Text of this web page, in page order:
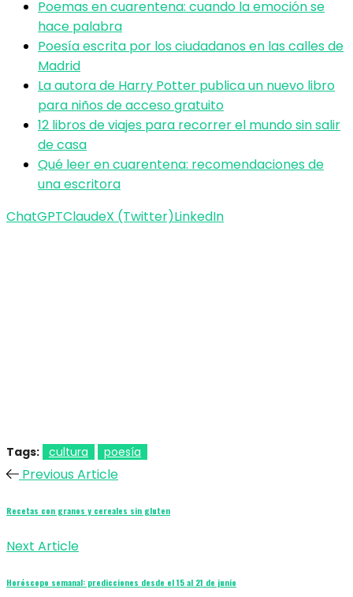
Poemas en cuarentena: cuando la emoción se
hace palabra
Poesía escrita por los ciudadanos en las calles de
Madrid
La autora de Harry Potter publica un nuevo libro
para niños de acceso gratuito
12 libros de viajes para recorrer el mundo sin salir
de casa
Qué leer en cuarentena: recomendaciones de
una escritora
ChatGPTClaudeX (Twitter)LinkedIn
Tags: cultura poesía
Previous Article
Recetas con granos y cereales sin gluten
Next Article
Horóscopo semanal: predicciones desde el 15 al 21 de junio